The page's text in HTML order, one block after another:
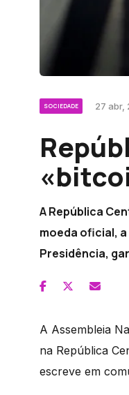
SOCIEDADE 27 abr,
A República
moeda oficial,
Presidência,
A Assembleia
na República
escreve em